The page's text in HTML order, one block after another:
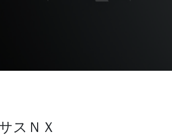
スＮＸ